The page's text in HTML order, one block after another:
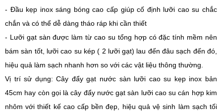
- Đầu kẹp inox sáng bóng cao cấp giúp cố định lưỡi cao su chắc
chắn và có thể dễ dàng tháo ráp khi cần thiết
- Lưỡi gạt sàn được làm từ cao su tổng hợp có đặc tính mềm nên
bám sàn tốt, lưỡi cao su kép ( 2 lưỡi gạt) lau đến đâu sạch đến đó,
hiệu quả làm sạch nhanh hơn so với các vật liệu thông thường.
Vị trí sử dụng: Cây đẩy gạt nước sàn lưỡi cao su kẹp inox bản
45cm hay còn gọi là cây đẩy nước gạt sàn lưỡi cao su cán hợp kim
nhôm với thiết kế cao cấp bền đẹp, hiệu quả vệ sinh làm sạch tối